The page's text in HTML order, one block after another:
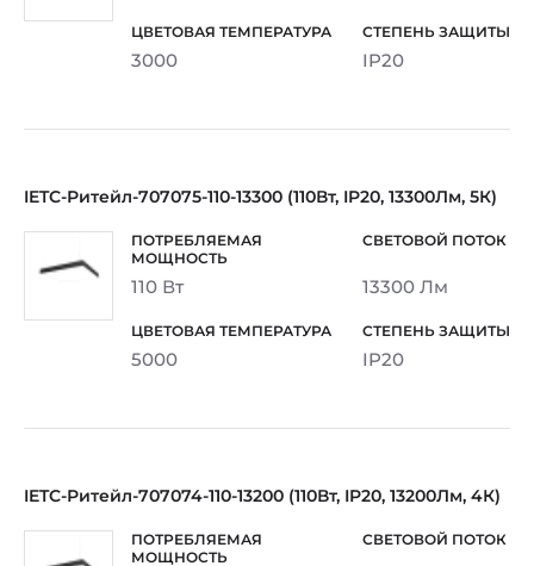
3000 IP20
IETC-Ритейл-707075-110-13300 (110Вт, IP20, 13300Лм, 5К)
110 Вт 13300 Лм
5000 IP20
IETC-Ритейл-707074-110-13200 (110Вт, IP20, 13200Лм, 4К)